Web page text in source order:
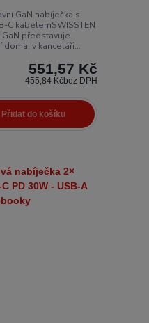
GaN nabíječka s
C kabelemSWISSTEN
představuje
v kanceláři...
551,57 Kč
455,84 Kčbez DPH
Přidat do košíku